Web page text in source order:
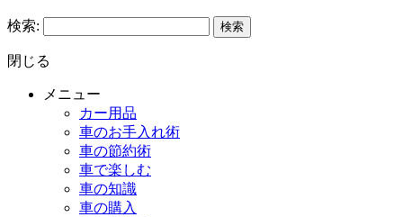
検索:
閉じる
メニュー
カー用品
車のお手入れ術
車の節約術
車で楽しむ
車の知識
車の購入